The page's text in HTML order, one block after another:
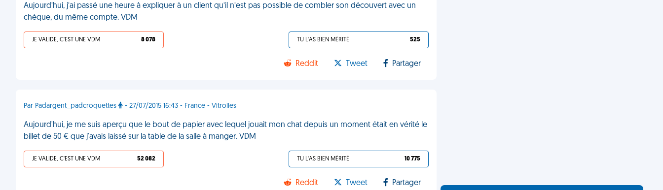
Aujourd’hui, j’ai passé une heure à expliquer à un client qu’il n’est pas possible de combler son découvert avec un
chèque, du même compte. VDM
JE VALIDE, C'EST UNE VDM 8 078 TU L'AS BIEN MÉRITÉ 525
Reddit Tweet Partager
Par Padargent_padcroquettes - 27/07/2015 16:43 - France - Vitrolles
Aujourd'hui, je me suis aperçu que le bout de papier avec lequel jouait mon chat depuis un moment était en vérité le
billet de 50 € que j'avais laissé sur la table de la salle à manger. VDM
JE VALIDE, C'EST UNE VDM 52 082 TU L'AS BIEN MÉRITÉ 10 775
Reddit Tweet Partager